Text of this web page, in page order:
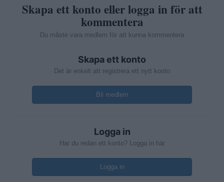
Skapa ett konto eller logga in för att
kommentera
Du måste vara medlem för att kunna kommentera
Skapa ett konto
Det är enkelt att registrera ett nytt konto
Bli medlem
Logga in
Har du redan ett konto? Logga in här
Logga in